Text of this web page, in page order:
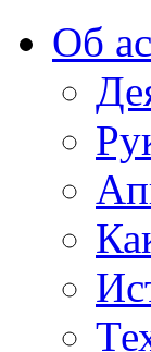
Об